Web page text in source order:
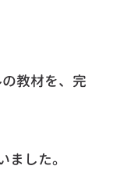
教材を、完
した。